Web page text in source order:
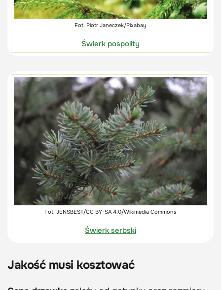
Fot. Piotr Janeczek/Pixabay
Świerk pospolity
Fot. JENSBEST/CC BY-SA 4.0/Wikimedia Commons
Świerk serbski
Jakość musi kosztować